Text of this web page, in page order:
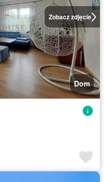
Zobacz zdjęcie
Dom